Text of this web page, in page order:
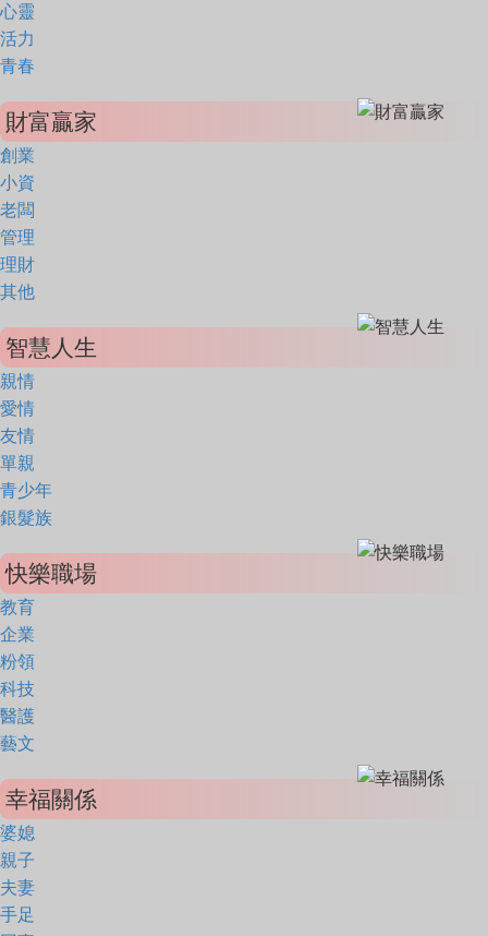
心靈
活力
青春
財富贏家
創業
小資
老闆
管理
理財
其他
智慧人生
親情
愛情
友情
單親
青少年
銀髮族
快樂職場
教育
企業
粉領
科技
醫護
藝文
幸福關係
婆媳
親子
夫妻
手足